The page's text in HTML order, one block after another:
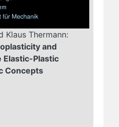
Klaus Thermann:
and
Elastic-Plastic
Concepts